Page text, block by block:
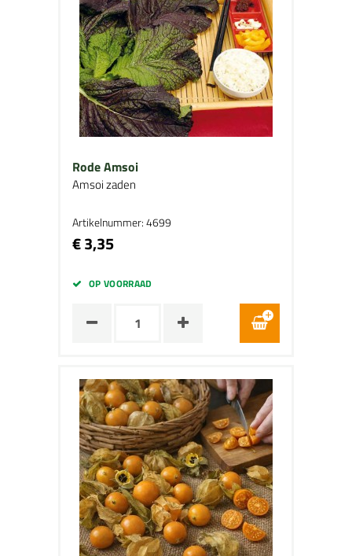
Rode Amsoi
Amsoi zaden
Artikelnummer: 4699
€ 3,35
OP VOORRAAD